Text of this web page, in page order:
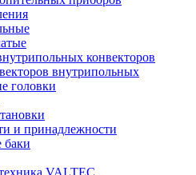
конвекторов
внутрипольных
головки
и принадлежности
баки
VALTEC